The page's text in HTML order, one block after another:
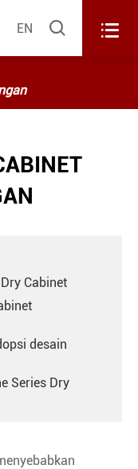
EN  
Cabinet
desain
Series Dry